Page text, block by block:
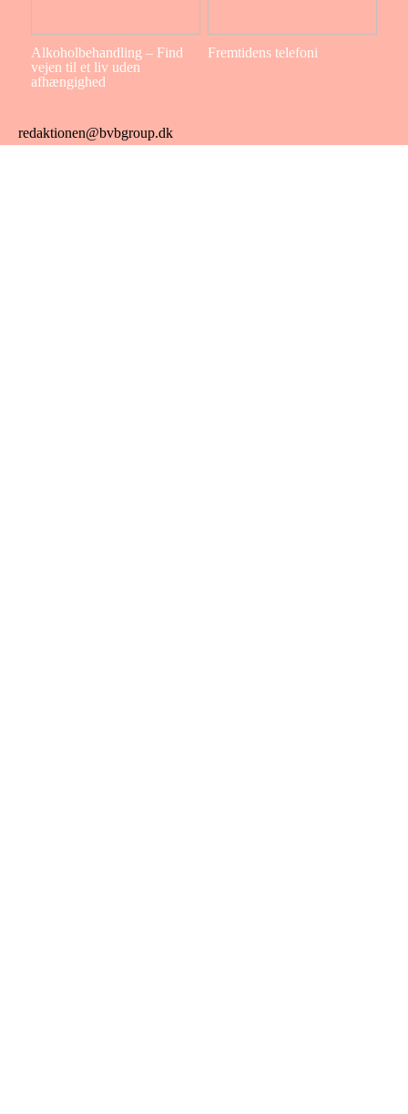
Alkoholbehandling – Find
vejen til et liv uden
afhængighed
Fremtidens telefoni
redaktionen@bvbgroup.dk